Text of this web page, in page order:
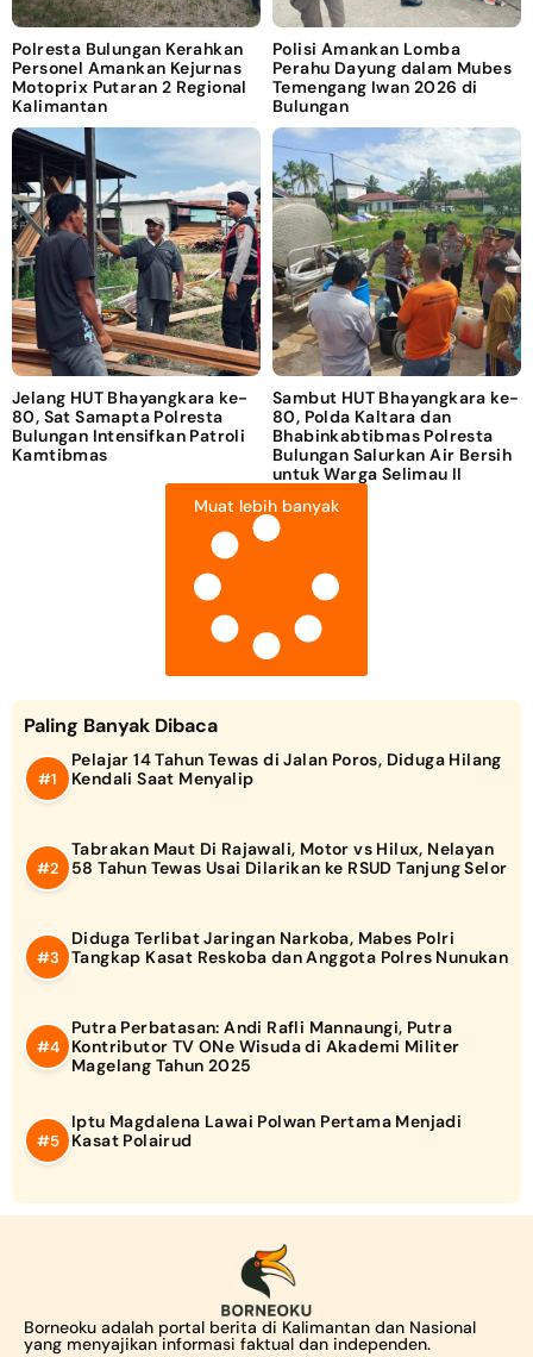
Polresta Bulungan Kerahkan
Personel Amankan Kejurnas
Motoprix Putaran 2 Regional
Kalimantan
Polisi Amankan Lomba
Perahu Dayung dalam Mubes
Temengang Iwan 2026 di
Bulungan
Jelang HUT Bhayangkara ke-
80, Sat Samapta Polresta
Bulungan Intensifkan Patroli
Kamtibmas
Sambut HUT Bhayangkara ke-
80, Polda Kaltara dan
Bhabinkabtibmas Polresta
Bulungan Salurkan Air Bersih
untuk Warga Selimau II
Muat lebih banyak
Paling Banyak Dibaca
Pelajar 14 Tahun Tewas di Jalan Poros, Diduga Hilang
Kendali Saat Menyalip
Tabrakan Maut Di Rajawali, Motor vs Hilux, Nelayan
58 Tahun Tewas Usai Dilarikan ke RSUD Tanjung Selor
Diduga Terlibat Jaringan Narkoba, Mabes Polri
Tangkap Kasat Reskoba dan Anggota Polres Nunukan
Putra Perbatasan: Andi Rafli Mannaungi, Putra
Kontributor TV ONe Wisuda di Akademi Militer
Magelang Tahun 2025
Iptu Magdalena Lawai Polwan Pertama Menjadi
Kasat Polairud
Borneoku adalah portal berita di Kalimantan dan Nasional
yang menyajikan informasi faktual dan independen.